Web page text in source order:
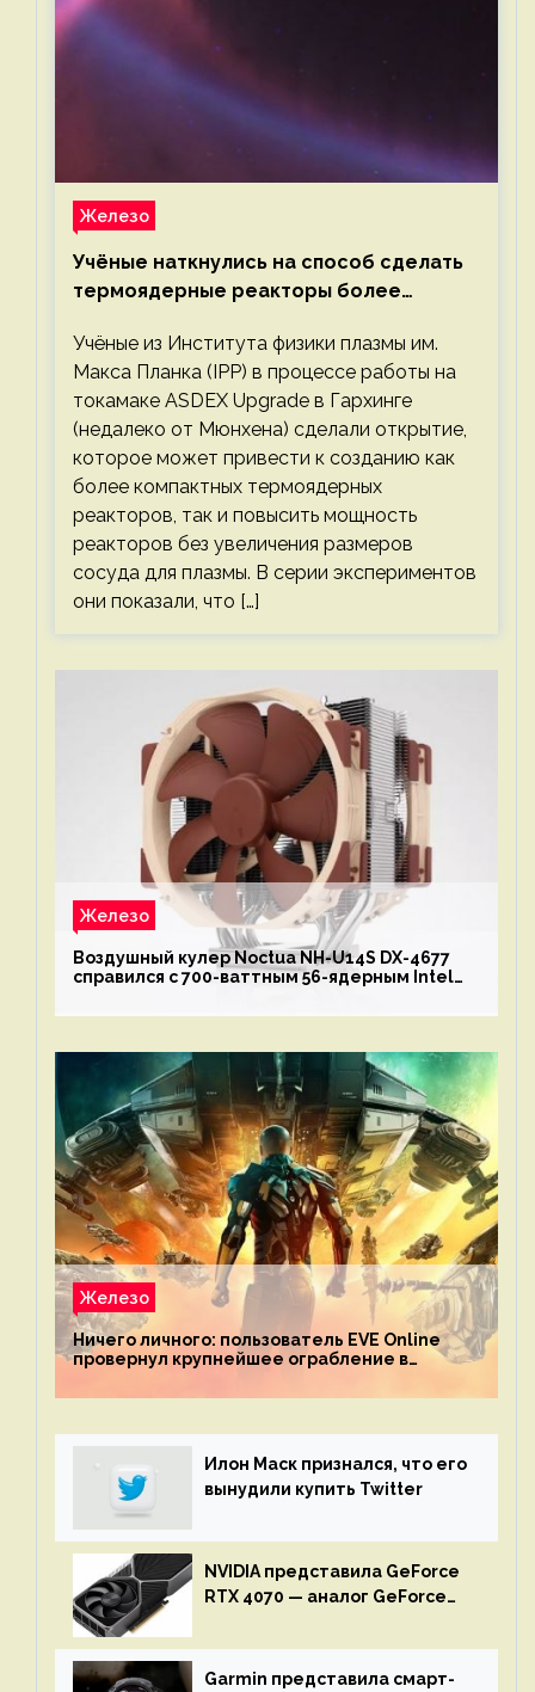
Железо
Учёные наткнулись на способ сделать
термоядерные реакторы более
Учёные из Института физики плазмы им.
Макса Планка (IPP) в процессе работы на
токамаке ASDEX Upgrade в Гархинге
(недалеко от Мюнхена) сделали открытие,
которое может привести к созданию как
более компактных термоядерных
реакторов, так и повысить мощность
реакторов без увеличения размеров
сосуда для плазмы. В серии экспериментов
они показали, что […]
Железо
Воздушный кулер Noctua NH-U14S DX-4677
справился с 700-ваттным 56-ядерным Intel
Железо
Ничего личного: пользователь EVE Online
провернул крупнейшее ограбление в
механике
Илон Маск признался, что его
вынудили купить Twitter
NVIDIA представила GeForce
RTX 4070 — аналог GeForce
Garmin представила смарт-